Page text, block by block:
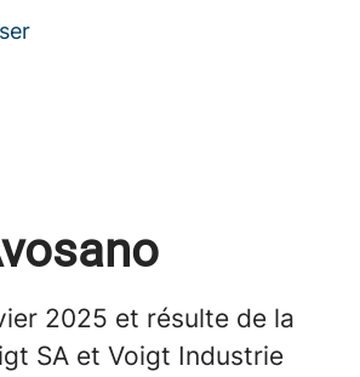
2025 et résulte de la
SA et Voigt Industrie